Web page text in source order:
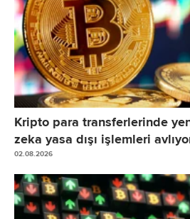
Kripto para transferlerinde
zeka yasa dışı işlemleri
02.08.2026